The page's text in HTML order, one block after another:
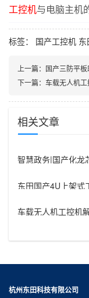
工控机与电脑主机
核心差异
标签： 国产工控机
上一篇： 国产三防平
下一篇： 车载无人机
相关文章
智慧政务|国产化龙
东田国产4U上架式
车载无人机工控机
杭州东田科技有限公司